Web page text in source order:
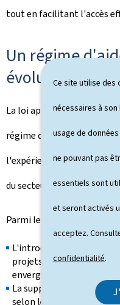
Ce site utilise des
nécessaires à
usage de
ne pouvant pas
essentiels sont
et seront activés
acceptez.
confidentialité.
tout en facilitant l'accès
Un régime
évolutions du
La loi apporte également
régime d'aides instauré en
l'expérience acquise
du secteur.
Parmi les mesures
L'introduction d'une aide
projets journalistiques
envergure;
La suppression des
selon le type de